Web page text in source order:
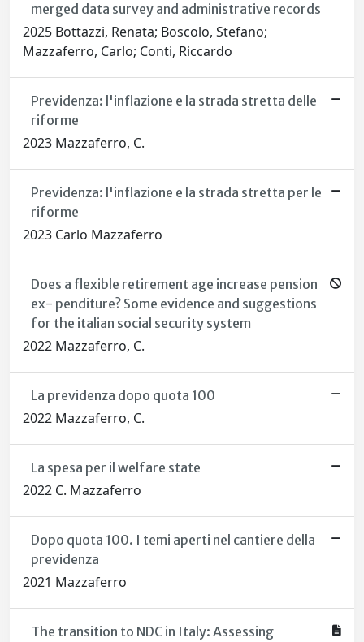
merged data survey and administrative records
2025 Bottazzi, Renata; Boscolo, Stefano;
Mazzaferro, Carlo; Conti, Riccardo
Previdenza: l'inflazione e la strada stretta delle
riforme
2023 Mazzaferro, C.
Previdenza: l'inflazione e la strada stretta per le
riforme
2023 Carlo Mazzaferro
Does a flexible retirement age increase pension
ex- penditure? Some evidence and suggestions
for the italian social security system
2022 Mazzaferro, C.
La previdenza dopo quota 100
2022 Mazzaferro, C.
La spesa per il welfare state
2022 C. Mazzaferro
Dopo quota 100. I temi aperti nel cantiere della
previdenza
2021 Mazzaferro
The transition to NDC in Italy: Assessing